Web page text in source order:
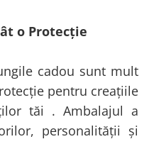
o Protecție
cadou sunt mult
pentru creațiile
tăi . Ambalajul a
personalității și